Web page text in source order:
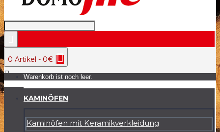
0 Artikel - 0€
Warenkorb ist noch leer.
KAMINÖFEN
Kaminöfen mit Keramikverkleidung